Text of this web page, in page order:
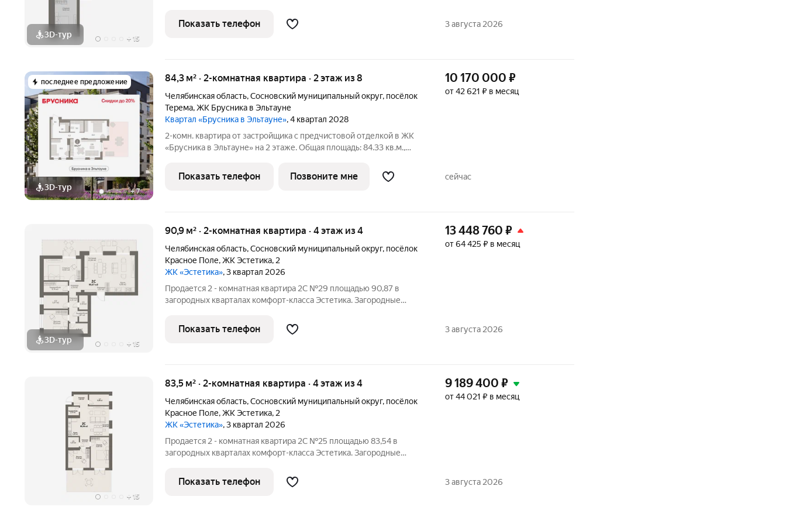
3D-тур + 15
Красного поля Сосновского района Челябинской области.
Главным преимуществом
Показать телефон 3 августа 2026
последнее предложение
3D-тур +7
84,3 м² · 2-комнатная квартира · 2 этаж из 8
Челябинская область,Сосновский муниципальный округ, посёлок
Терема,ЖК Брусника в Эльтауне
Квартал «Брусника в Эльтауне», 4 квартал 2028
2-комн. квартира от застройщика с предчистовой отделкой в ЖК
«Брусника в Эльтауне» на 2 этаже. Общая площадь: 84.33 кв.м.,
Высота потолков 2.7 м. Квартира с кухней-гостиной и двумя
10 170 000 ₽
от 42 621 ₽ в месяц
Показать телефон Позвоните мне сейчас
3D-тур + 15
90,9 м² · 2-комнатная квартира · 4 этаж из 4
Челябинская область,Сосновский муниципальный округ, посёлок
Красное Поле,ЖК Эстетика, 2
ЖК «Эстетика», 3 квартал 2026
Продается 2 - комнатная квартира 2C №29 площадью 90,87 в
загородных кварталах комфорт-класса Эстетика. Загородные
Красного поля Сосновского района Челябинской области.
Главным преимуществом
13 448 760 ₽
от 64 425 ₽ в месяц
Показать телефон 3 августа 2026
+ 15
83,5 м² · 2-комнатная квартира · 4 этаж из 4
Челябинская область,Сосновский муниципальный округ, посёлок
Красное Поле,ЖК Эстетика, 2
ЖК «Эстетика», 3 квартал 2026
Продается 2 - комнатная квартира 2C №25 площадью 83,54 в
загородных кварталах комфорт-класса Эстетика. Загородные
Красного поля Сосновского района Челябинской области.
Главным преимуществом
9 189 400 ₽
от 44 021 ₽ в месяц
Показать телефон 3 августа 2026